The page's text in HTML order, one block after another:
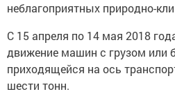
неблагоприятных природно-
С 15 апреля по 14 мая 2018
движение машин с грузом или
приходящейся на ось
шести тонн.